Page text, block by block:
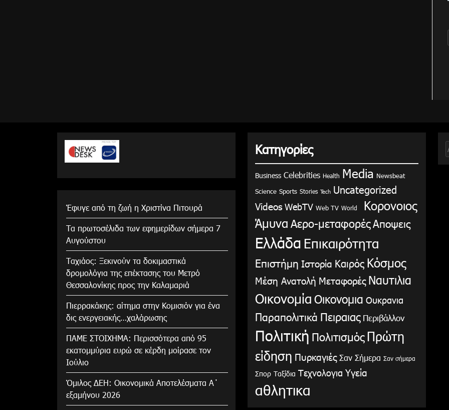
Έφυγε από τη ζωή η Χριστίνα Πιτουρά
Τα πρωτοσέλιδα των εφημερίδων σήμερα 7
Αυγούστου
Tαχιάος: Ξεκινούν τα δοκιμαστικά
δρομολόγια της επέκτασης του Μετρό
Θεσσαλονίκης προς την Καλαμαριά
Πιερρακάκης: αίτημα στην Κομισιόν για ένα
δις ενεργειακής…χαλάρωσης
ΠΑΜΕ ΣΤΟΙΧΗΜΑ: Περισσότερα από 95
εκατομμύρια ευρώ σε κέρδη μοίρασε τον
Ιούλιο
Όμιλος ΔΕΗ: Οικονομικά Αποτελέσματα Α΄
εξαμήνου 2026
Κατηγορίες
Business Celebrities Health Media Newsbeat
Science Sports Stories Tech Uncategorized
Videos WebTV Web TV World
Κορονοιος
Άμυνα Αερο-μεταφορέςΑποψεις
Ελλάδα Επικαιρότητα
Επιστήμη Ιστορία Καιρός Κόσμος
Μέση Ανατολή Μεταφορές Ναυτιλια
Οικονομία Οικονομια Ουκρανια
Παραπολιτικά Πειραιας Περιβάλλον
Πολιτική Πολιτισμός Πρώτη
είδηση Πυρκαγιές Σαν Σήμερα Σαν σήμερα
Σπορ Ταξίδια Τεχνολογια Υγεία
αθλητικα